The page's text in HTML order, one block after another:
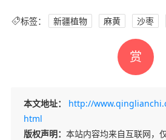
标签： 新疆植物 麻黄 沙枣
赏
本文地址：
http://
html
版权声明： 本站内容均来自互联网，